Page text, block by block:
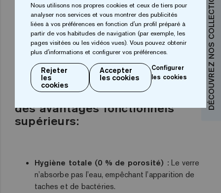
DÉCOUVRIR LES AVANTAGES DE
JOINTPOINT®
Au-delà de l’esthétique, la
mosaïque en verre recyclé offre
des avantages fonctionnels
supérieurs:
Hygiène totale (0 % de porosité) : Le verre
n’absorbe pas l’eau, empêchant l’apparition de
taches et de bactéries.
DÉCOUVREZ NOS COLLECTIONS
Nous utilisons nos propres cookies et ceux de tiers pour
analyser nos services et vous montrer des publicités
liées à vos préférences en fonction d'un profil préparé à
partir de vos habitudes de navigation (par exemple, les
pages visitées ou les vidéos vues). Vous pouvez obtenir
plus d'informations et configurer vos préférences.
Rejeter
les
cookies
Accepter
les cookies
Configurer
les cookies